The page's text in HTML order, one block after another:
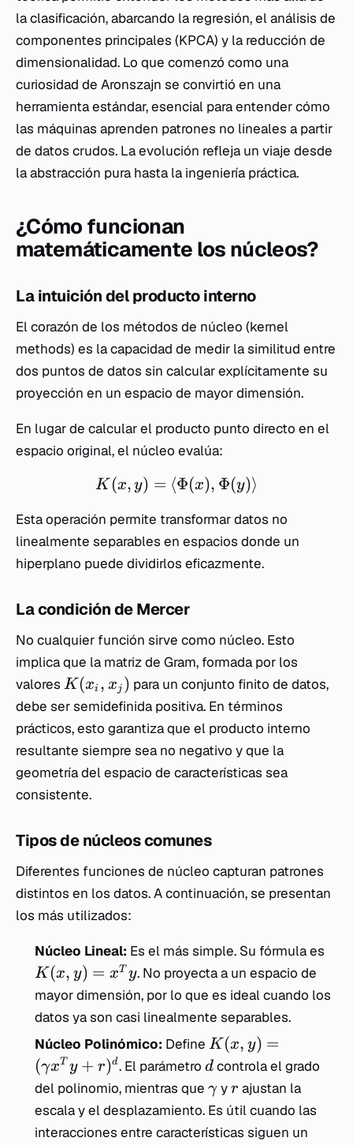
la clasificación, abarcando la regresión, el análisis de
componentes principales (KPCA) y la reducción de
dimensionalidad. Lo que comenzó como una
curiosidad de Aronszajn se convirtió en una
herramienta estándar, esencial para entender cómo
las máquinas aprenden patrones no lineales a partir
de datos crudos. La evolución refleja un viaje desde
la abstracción pura hasta la ingeniería práctica.
¿Cómo funcionan
matemáticamente los núcleos?
La intuición del producto interno
El corazón de los métodos de núcleo (kernel
methods) es la capacidad de medir la similitud entre
dos puntos de datos sin calcular explícitamente su
proyección en un espacio de mayor dimensión.
En lugar de calcular el producto punto directo en el
espacio original, el núcleo evalúa:
K (x, y) = ⟨Φ(x), Φ(y)⟩
Esta operación permite transformar datos no
linealmente separables en espacios donde un
hiperplano puede dividirlos eficazmente.
La condición de Mercer
No cualquier función sirve como núcleo. Esto
implica que la matriz de Gram, formada por los
valores K (xi , xj ) para un conjunto finito de datos,
debe ser semidefinida positiva. En términos
prácticos, esto garantiza que el producto interno
resultante siempre sea no negativo y que la
geometría del espacio de características sea
consistente.
Tipos de núcleos comunes
Diferentes funciones de núcleo capturan patrones
distintos en los datos. A continuación, se presentan
los más utilizados:
Núcleo Lineal: Es el más simple. Su fórmula es
K (x, y) = xT y. No proyecta a un espacio de
mayor dimensión, por lo que es ideal cuando los
datos ya son casi linealmente separables.
Núcleo Polinómico: Define K (x, y) =
(γxT y + r)d. El parámetro dcontrola el grado
del polinomio, mientras que γ yr ajustan la
escala y el desplazamiento. Es útil cuando las
interacciones entre características siguen un